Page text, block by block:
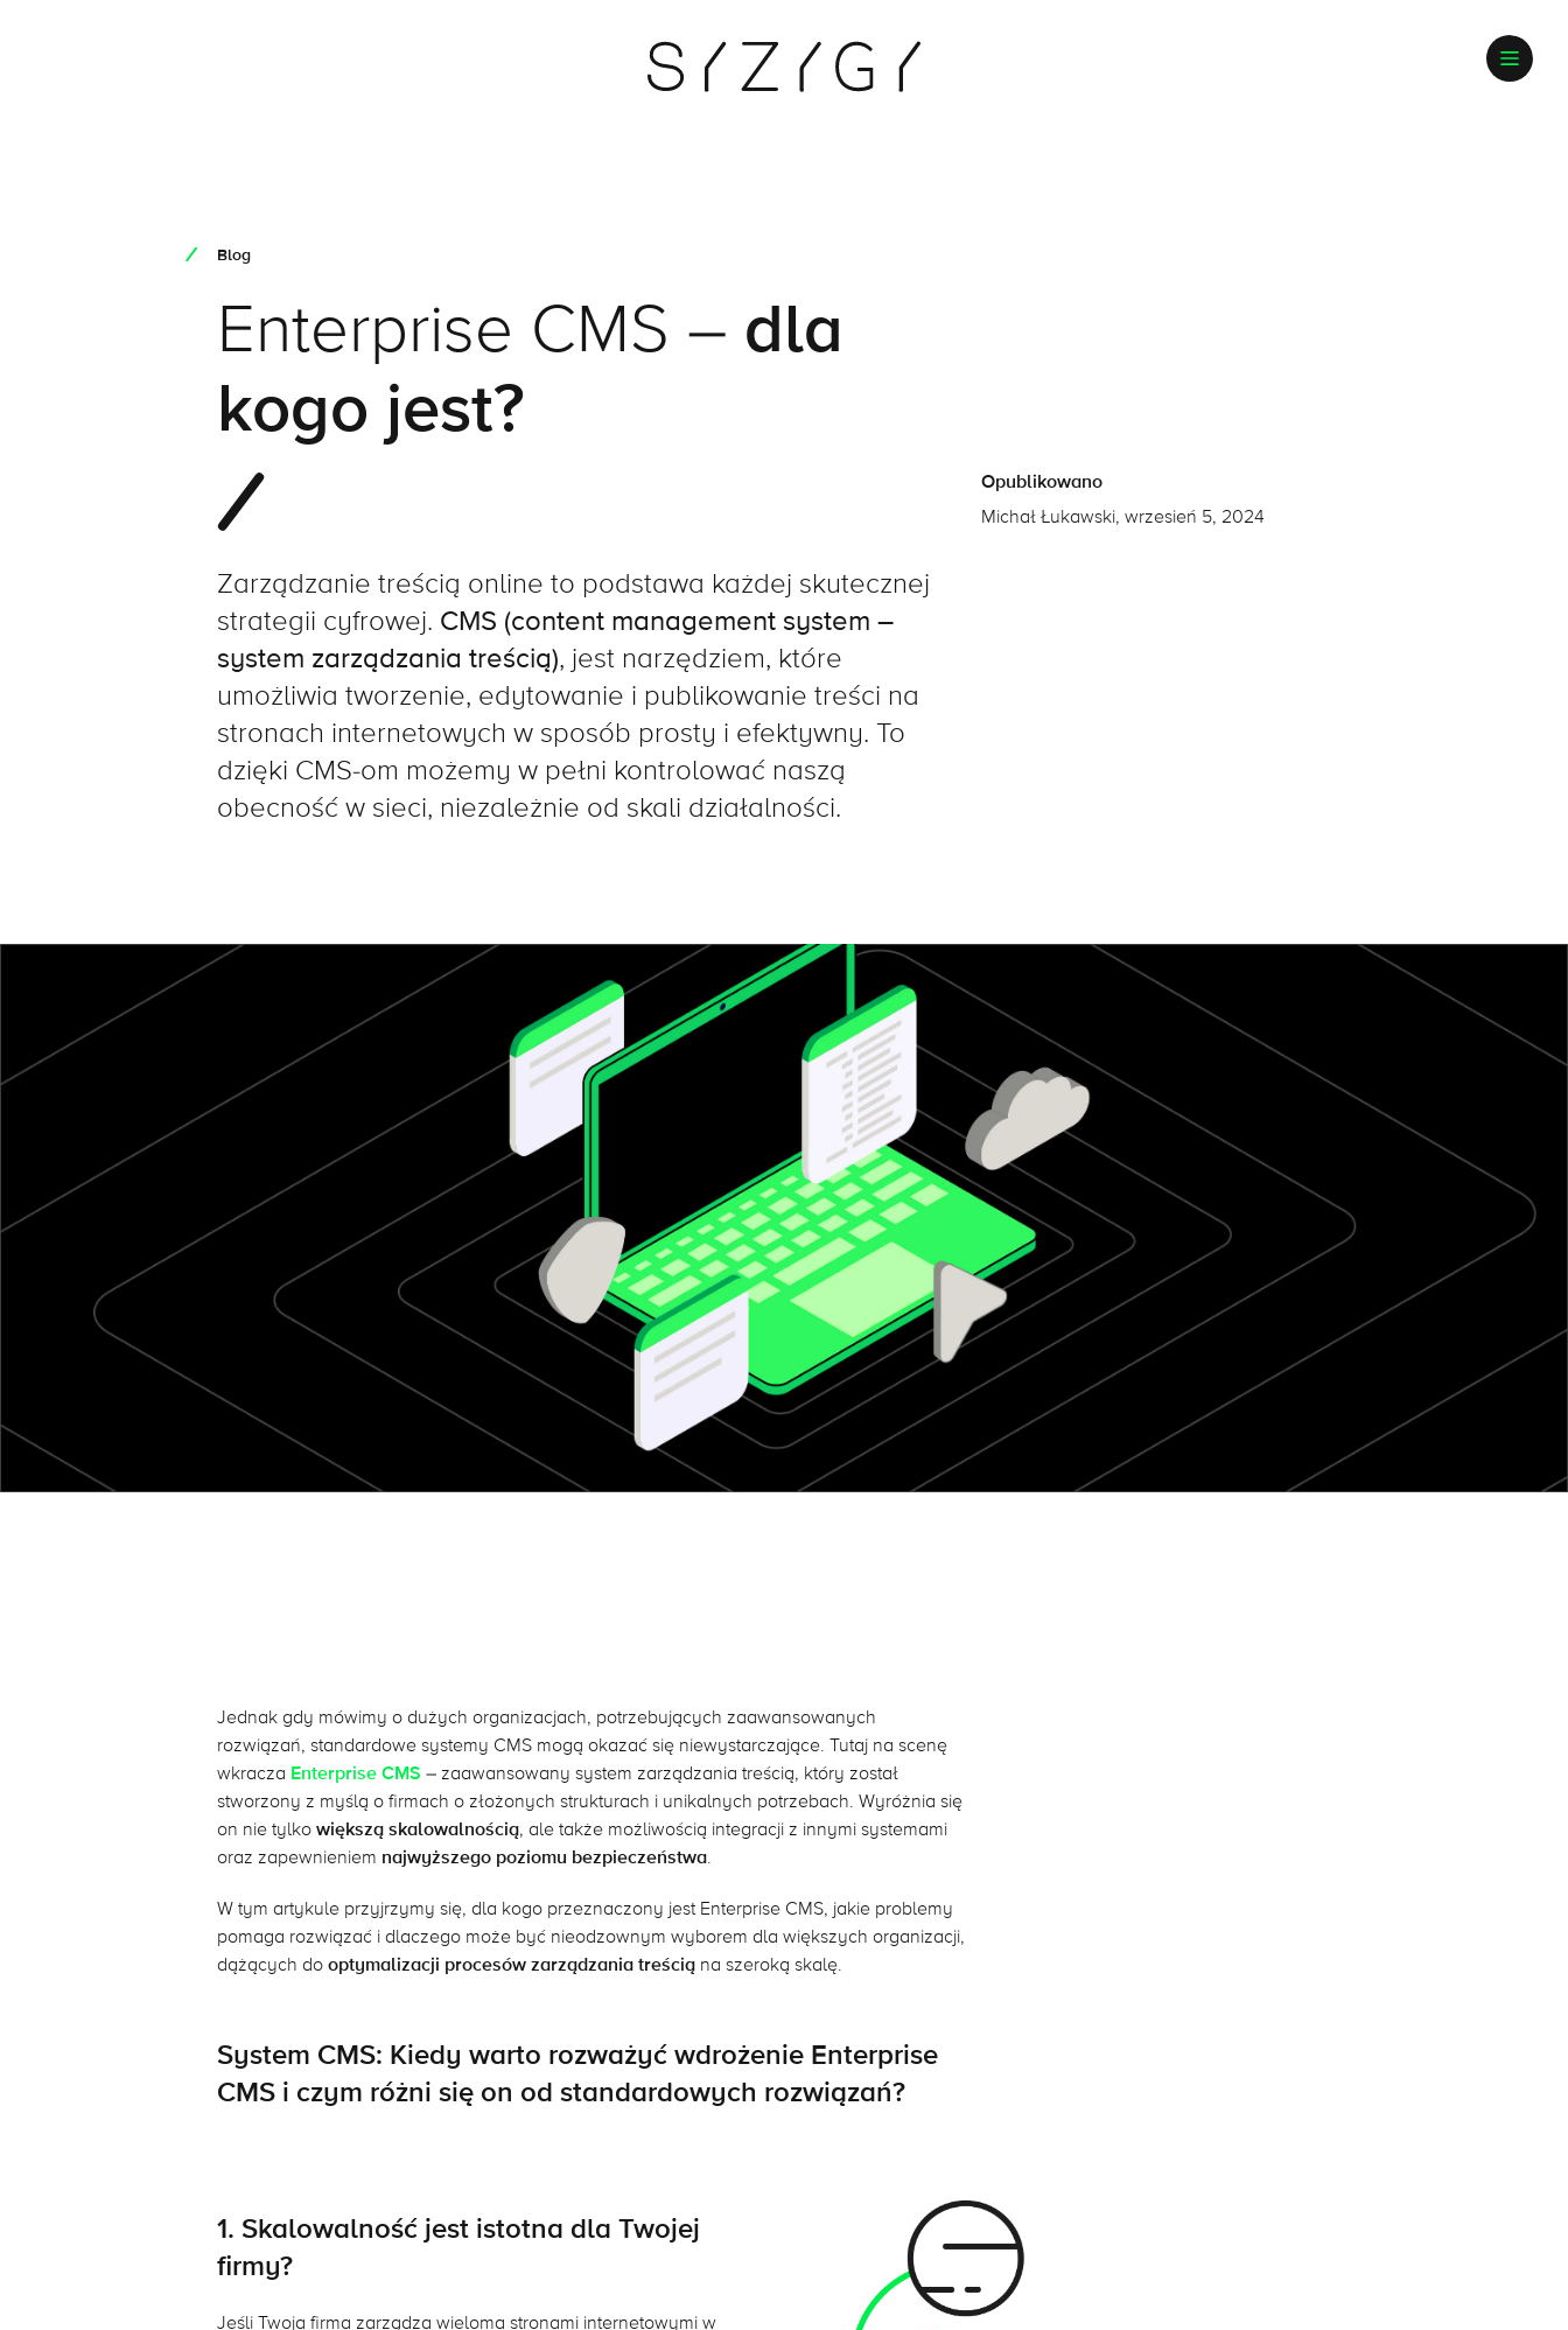
Blog
Enterprise CMS – dla
kogo jest?
Opublikowano
Michał Łukawski, wrzesień 5, 2024
Zarządzanie treścią online to podstawa każdej skutecznej
strategii cyfrowej. CMS (content management system –
system zarządzania treścią), jest narzędziem, które
umożliwia tworzenie, edytowanie i publikowanie treści na
stronach internetowych w sposób prosty i efektywny. To
dzięki CMS-om możemy w pełni kontrolować naszą
obecność w sieci, niezależnie od skali działalności.
Jednak gdy mówimy o dużych organizacjach, potrzebujących zaawansowanych
rozwiązań, standardowe systemy CMS mogą okazać się niewystarczające. Tutaj na scenę
wkracza Enterprise CMS – zaawansowany system zarządzania treścią, który został
stworzony z myślą o firmach o złożonych strukturach i unikalnych potrzebach. Wyróżnia się
on nie tylko większą skalowalnością, ale także możliwością integracji z innymi systemami
oraz zapewnieniem najwyższego poziomu bezpieczeństwa.
W tym artykule przyjrzymy się, dla kogo przeznaczony jest Enterprise CMS, jakie problemy
pomaga rozwiązać i dlaczego może być nieodzownym wyborem dla większych organizacji,
dążących do optymalizacji procesów zarządzania treściąna szeroką skalę.
System CMS: Kiedy warto rozważyć wdrożenie Enterprise
CMS i czym różni się on od standardowych rozwiązań?
1. Skalowalność jest istotna dla Twojej
firmy?
Jeśli Twoja firma zarządza wieloma stronami internetowymi w